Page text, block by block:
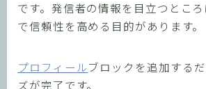
です。発信者の情報を目立つとこ
で信頼性を高める目的があります。
プロフィールブロックを追加する
ズが完了です。